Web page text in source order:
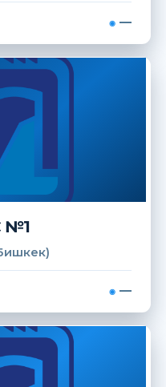
—
№1
—